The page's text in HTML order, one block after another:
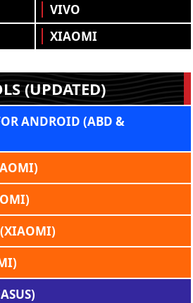
VIVO
XIAOMI
(UPDATED)
ANDROID (ABD &